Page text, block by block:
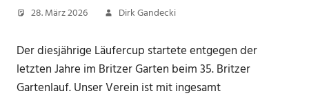
28. März 2026 Dirk Gandecki
Der diesjährige Läufercup startete entgegen der
letzten Jahre im Britzer Garten beim 35. Britzer
Gartenlauf. Unser Verein ist mit ingesamt